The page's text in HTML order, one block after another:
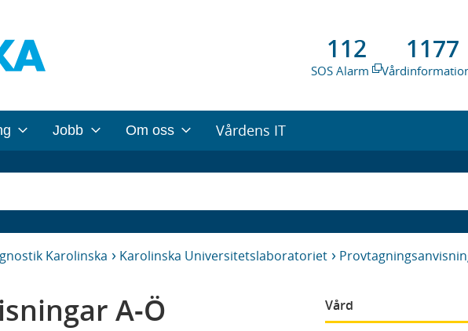
112
SOS Alarm
1177
Jobb Om oss Vårdens IT
Karolinska Karolinska Universitetslaboratoriet
Vård
A-Ö